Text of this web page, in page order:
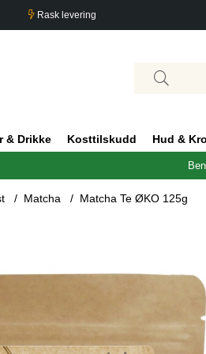
Rask levering
& Drikke Kosttilskudd Hud &
Matcha Matcha Te ØKO 125g